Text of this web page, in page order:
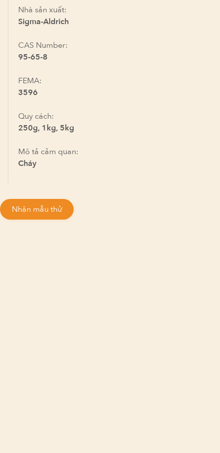
Nhà sản xuất:
Sigma-Aldrich
CAS Number:
95-65-8
FEMA:
3596
Quy cách:
250g, 1kg, 5kg
Mô tả cảm quan:
Cháy
Nhận mẫu thử